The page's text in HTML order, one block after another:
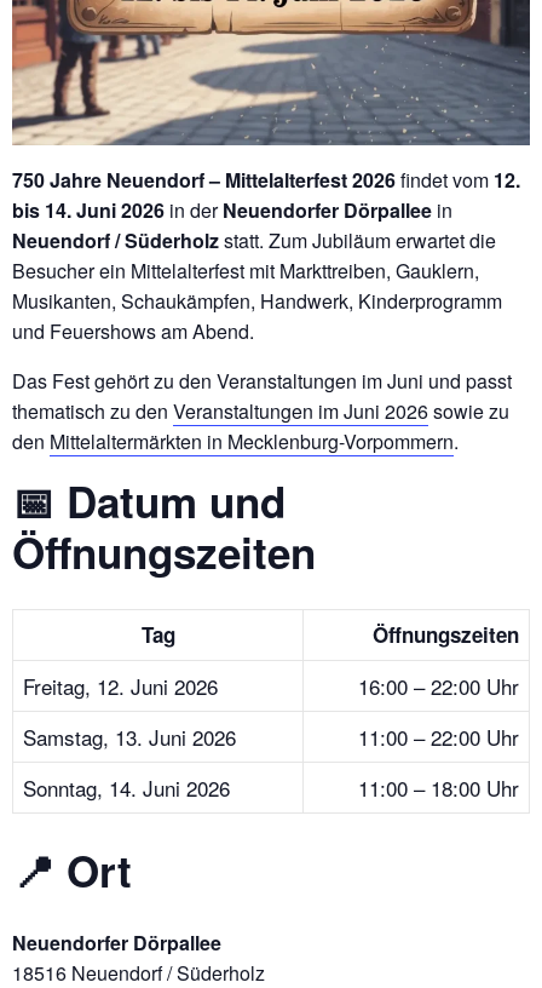
750 Jahre Neuendorf – Mittelalterfest 2026findet vom 12.
bis 14. Juni 2026 in derNeuendorfer Dörpallee in
Neuendorf / Süderholzstatt. Zum Jubiläum erwartet die
Besucher ein Mittelalterfest mit Markttreiben, Gauklern,
Musikanten, Schaukämpfen, Handwerk, Kinderprogramm
und Feuershows am Abend.
Das Fest gehört zu den Veranstaltungen im Juni und passt
thematisch zu den Veranstaltungen im Juni 2026sowie zu
den Mittelaltermärkten in Mecklenburg-Vorpommern.
📅 Datum und
Öffnungszeiten
Tag Öffnungszeiten
Freitag, 12. Juni 2026
16:00 – 22:00 Uhr
Samstag, 13. Juni 2026
11:00 – 22:00 Uhr
Sonntag, 14. Juni 2026
11:00 – 18:00 Uhr
📍 Ort
Neuendorfer Dörpallee
18516 Neuendorf / Süderholz